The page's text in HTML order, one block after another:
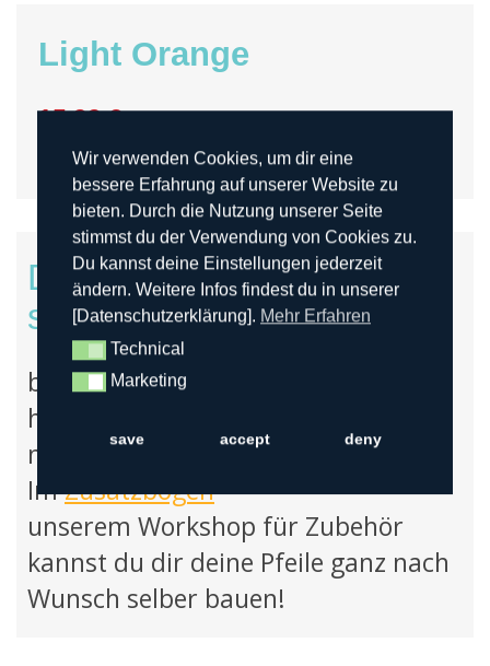
Light Orange
15,99 €
5 % sparen im Paketpreis
Du willst Deine Pfeile
selbst herstellen ?
bei uns findest du gute Werkzeuge,
hochwertige Materialien und
natürlich die nötigen Tipps & Tricks!
ImZusatzbogen–
unserem Workshop für Zubehör
kannst du dir deine Pfeile ganz nach
Wunsch selber bauen!
Wir verwenden Cookies, um dir eine
bessere Erfahrung auf unserer Website zu
bieten. Durch die Nutzung unserer Seite
stimmst du der Verwendung von Cookies zu.
Du kannst deine Einstellungen jederzeit
ändern. Weitere Infos findest du in unserer
[Datenschutzerklärung]. Mehr Erfahren
Technical
Technical
Marketing
Marketing
save accept deny